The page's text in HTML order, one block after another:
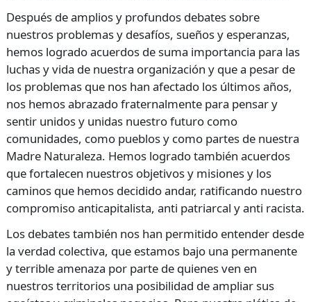
Después de amplios y profundos debates sobre
nuestros problemas y desafíos, sueños y esperanzas,
hemos logrado acuerdos de suma importancia para las
luchas y vida de nuestra organización y que a pesar de
los problemas que nos han afectado los últimos años,
nos hemos abrazado fraternalmente para pensar y
sentir unidos y unidas nuestro futuro como
comunidades, como pueblos y como partes de nuestra
Madre Naturaleza. Hemos logrado también acuerdos
que fortalecen nuestros objetivos y misiones y los
caminos que hemos decidido andar, ratificando nuestro
compromiso anticapitalista, anti patriarcal y anti racista.
Los debates también nos han permitido entender desde
la verdad colectiva, que estamos bajo una permanente
y terrible amenaza por parte de quienes ven en
nuestros territorios una posibilidad de ampliar sus